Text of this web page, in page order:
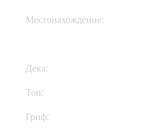
Местонахождение:
Дека:
Топ:
Гриф: